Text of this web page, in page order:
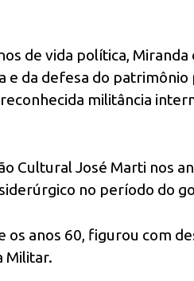
de vida política,
e da defesa do
militância
Cultural José Marti nos
no período do
os anos 60, figurou com
Militar.